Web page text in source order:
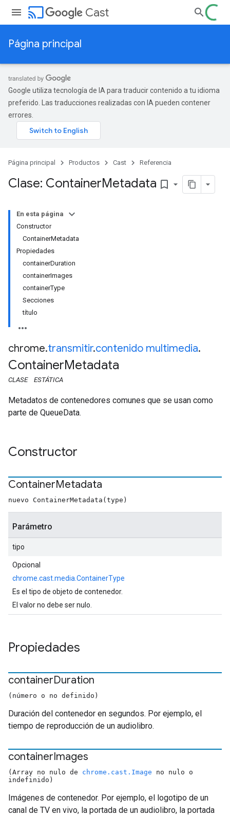
cast Cast
Página principal
Google utiliza tecnología de IA para traducir contenido a tu idioma
preferido. Las traducciones realizadas con IA pueden contener
errores.
Página principal Productos Cast Referencia
Clase: ContainerMetadata bookmark_border
En esta página
Constructor
ContainerMetadata
Propiedades
containerDuration
containerImages
containerType
Secciones
título
chrome.transmitir.contenido multimedia.
ContainerMetadata
CLASE ESTÁTICA
Metadatos de contenedores comunes que se usan como
parte de QueueData.
Constructor
ContainerMetadata
nuevo ContainerMetadata(type)
Parámetro
tipo
Opcional
chrome.cast.media.ContainerType
Es el tipo de objeto de contenedor.
El valor no debe ser nulo.
Propiedades
containerDuration
(número o no definido)
Duración del contenedor en segundos. Por ejemplo, el
tiempo de reproducción de un audiolibro.
containerImages
(Array no nulo de chrome.cast.Image no nulo o
indefinido)
Imágenes de contenedor. Por ejemplo, el logotipo de un
canal de TV en vivo, la portada de un audiolibro, la portada